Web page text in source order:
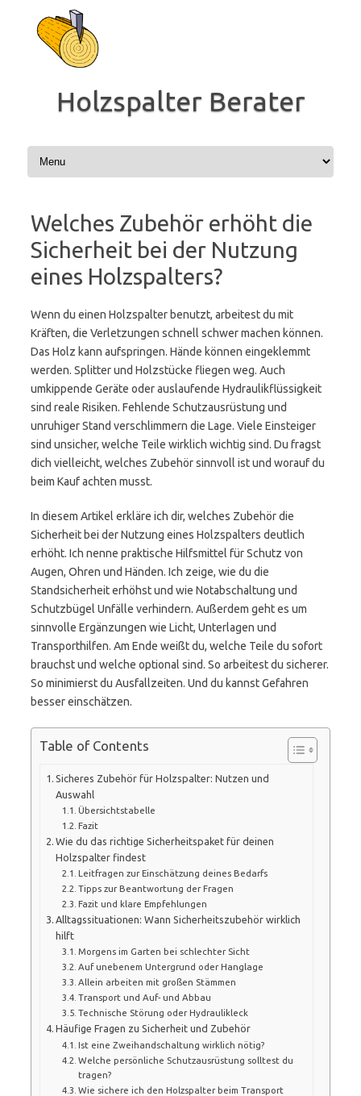
Inhalt
springen
Holzspalter Berater
Welches Zubehör erhöht die
Sicherheit bei der Nutzung
eines Holzspalters?
Wenn du einen Holzspalter benutzt, arbeitest du mit
Kräften, die Verletzungen schnell schwer machen können.
Das Holz kann aufspringen. Hände können eingeklemmt
werden. Splitter und Holzstücke fliegen weg. Auch
umkippende Geräte oder auslaufende Hydraulikflüssigkeit
sind reale Risiken. Fehlende Schutzausrüstung und
unruhiger Stand verschlimmern die Lage. Viele Einsteiger
sind unsicher, welche Teile wirklich wichtig sind. Du fragst
dich vielleicht, welches Zubehör sinnvoll ist und worauf du
beim Kauf achten musst.
In diesem Artikel erkläre ich dir, welches Zubehör die
Sicherheit bei der Nutzung eines Holzspalters deutlich
erhöht. Ich nenne praktische Hilfsmittel für Schutz von
Augen, Ohren und Händen. Ich zeige, wie du die
Standsicherheit erhöhst und wie Notabschaltung und
Schutzbügel Unfälle verhindern. Außerdem geht es um
sinnvolle Ergänzungen wie Licht, Unterlagen und
Transporthilfen. Am Ende weißt du, welche Teile du sofort
brauchst und welche optional sind. So arbeitest du sicherer.
So minimierst du Ausfallzeiten. Und du kannst Gefahren
besser einschätzen.
Table of Contents
Sicheres Zubehör für Holzspalter: Nutzen und
Auswahl
Übersichtstabelle
Fazit
Wie du das richtige Sicherheitspaket für deinen
Holzspalter findest
Leitfragen zur Einschätzung deines Bedarfs
Tipps zur Beantwortung der Fragen
Fazit und klare Empfehlungen
Alltagssituationen: Wann Sicherheitszubehör wirklich
hilft
Morgens im Garten bei schlechter Sicht
Auf unebenem Untergrund oder Hanglage
Allein arbeiten mit großen Stämmen
Transport und Auf- und Abbau
Technische Störung oder Hydraulikleck
Häufige Fragen zu Sicherheit und Zubehör
Ist eine Zweihandschaltung wirklich nötig?
Welche persönliche Schutzausrüstung solltest du
tragen?
Wie sichere ich den Holzspalter beim Transport